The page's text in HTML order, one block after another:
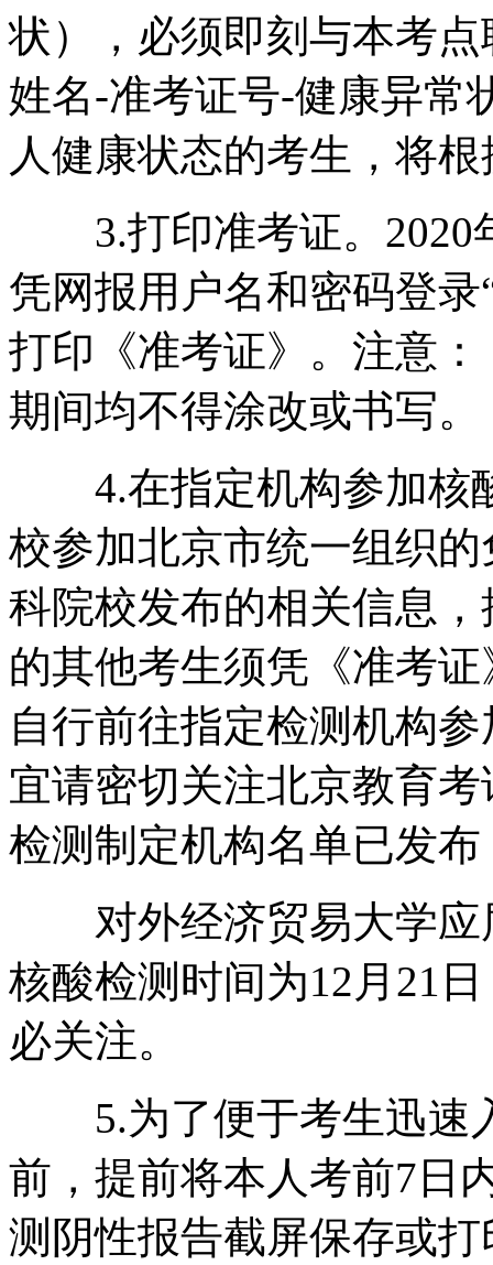
状），必须即刻与本考
姓名-准考证号-健康异常
人健康状态的考生，将
3.打印准考证。2020
凭网报用户名和密码登
打印《准考证》。注意
期间均不得涂改或书写。
4.在指定机构参加核
校参加北京市统一组织
科院校发布的相关信息
的其他考生须凭《准考
自行前往指定检测机构
宜请密切关注北京教育
检测制定机构名单已发
对外经济贸易大学应
核酸检测时间为12月21
必关注。
5.为了便于考生迅速
前，提前将本人考前7日
测阴性报告截屏保存或